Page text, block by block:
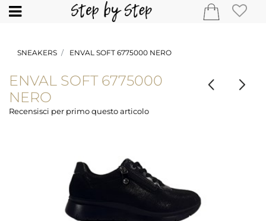
Open
SNEAKERS ENVAL SOFT 6775000 NERO
ENVAL SOFT 6775000
NERO
Recensisci per primo questo articolo